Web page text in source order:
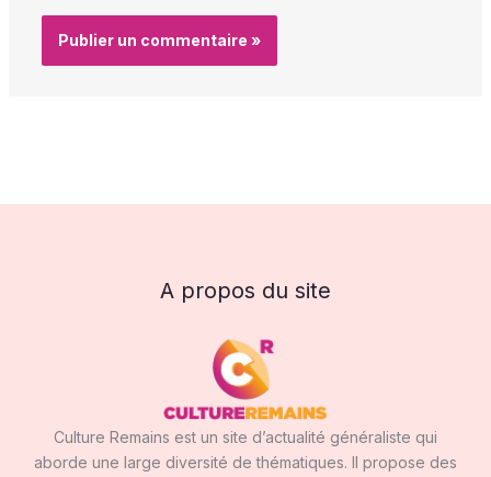
A propos du site
Culture Remains est un site d’actualité généraliste qui
aborde une large diversité de thématiques. Il propose des